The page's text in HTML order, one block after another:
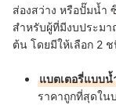
ส่องสว่าง หรือปั๊มน้ำ
สำหรับผู้ที่มีงบประมา
ต้น โดยมีให้เลือก 2
แบตเตอรี่แบบน้
ราคาถูกที่สุดใน